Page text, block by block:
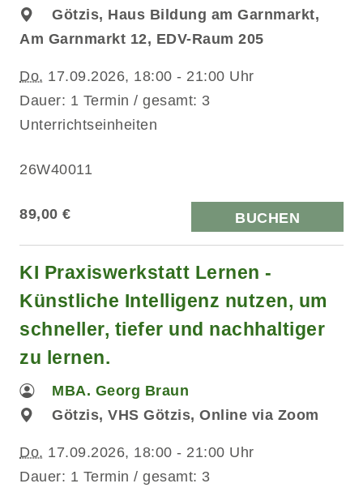
Götzis, Haus Bildung am Garnmarkt,
Am Garnmarkt 12, EDV-Raum 205
Do. 17.09.2026, 18:00 - 21:00 Uhr
Dauer: 1 Termin / gesamt: 3
Unterrichtseinheiten
26W40011
89,00 € BUCHEN
KI Praxiswerkstatt Lernen -
Künstliche Intelligenz nutzen, um
schneller, tiefer und nachhaltiger
zu lernen.
MBA. Georg Braun
Götzis, VHS Götzis, Online via Zoom
Do. 17.09.2026, 18:00 - 21:00 Uhr
Dauer: 1 Termin / gesamt: 3